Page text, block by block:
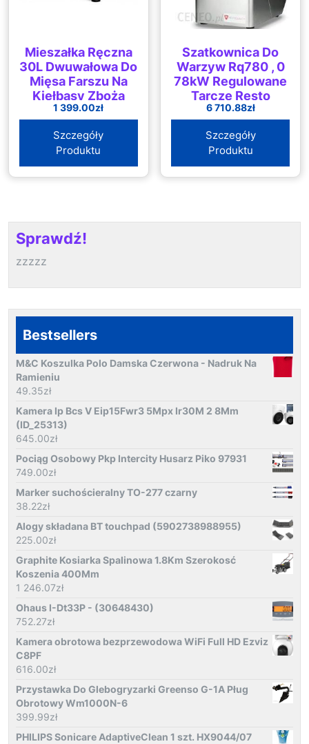
Mieszałka Ręczna
30L Dwuwałowa Do
Mięsa Farszu Na
Kiełbasy Zboża
Innych Produktów
1 399.00zł
Szczegóły
Produktu
Szatkownica Do
Warzyw Rq780 , 0
78kW Regulowane
Tarcze Resto
Quality
6 710.88zł
Szczegóły
Produktu
Sprawdź!
zzzzz
Bestsellers
M&C Koszulka Polo Damska Czerwona - Nadruk Na
Ramieniu
49.35zł
Kamera Ip Bcs V Eip15Fwr3 5Mpx Ir30M 2 8Mm
(ID_25313)
645.00zł
Pociąg Osobowy Pkp Intercity Husarz Piko 97931
749.00zł
Marker suchościeralny TO-277 czarny
38.22zł
Alogy składana BT touchpad (5902738988955)
225.00zł
Graphite Kosiarka Spalinowa 1.8Km Szerokosć
Koszenia 400Mm
1 246.07zł
Ohaus I-Dt33P - (30648430)
752.27zł
Kamera obrotowa bezprzewodowa WiFi Full HD Ezviz
C8PF
616.00zł
Przystawka Do Glebogryzarki Greenso G-1A Pług
Obrotowy Wm1000N-6
399.99zł
PHILIPS Sonicare AdaptiveClean 1 szt. HX9044/07